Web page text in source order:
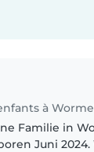
Familie in
Juni